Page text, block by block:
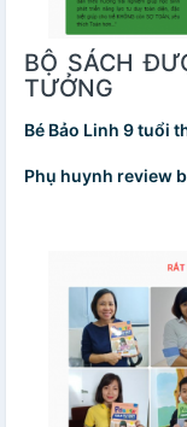
BỘ SÁCH
TƯỞNG
Bé Bảo Linh 9 tuổi
Phụ huynh review